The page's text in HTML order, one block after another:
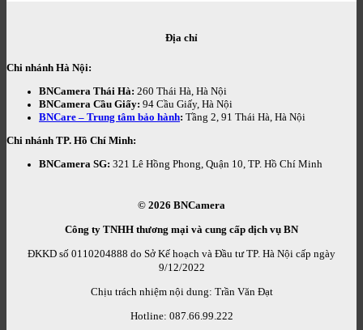
Địa chỉ
Chi nhánh Hà Nội:
BNCamera Thái Hà: 260 Thái Hà, Hà Nội
BNCamera Cầu Giấy: 94 Cầu Giấy, Hà Nội
BNCare – Trung tâm bảo hành: Tầng 2, 91 Thái Hà, Hà Nội
Chi nhánh TP. Hồ Chí Minh:
BNCamera SG: 321 Lê Hồng Phong, Quận 10, TP. Hồ Chí Minh
© 2026 BNCamera
Công ty TNHH thương mại và cung cấp dịch vụ BN
ĐKKD số 0110204888 do Sở Kế hoạch và Đầu tư TP. Hà Nội cấp ngày
9/12/2022
Chịu trách nhiệm nội dung: Trần Văn Đạt
Hotline: 087.66.99.222